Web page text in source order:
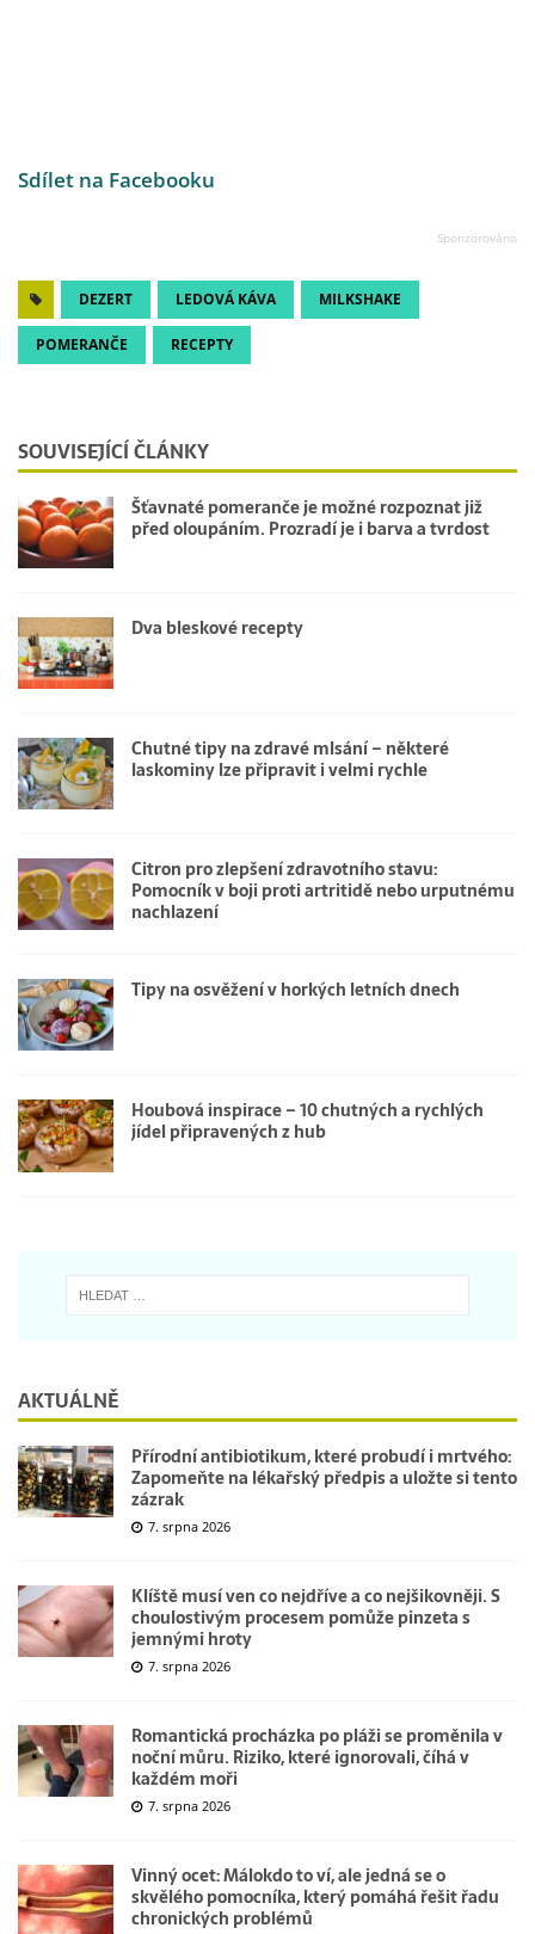
Sdílet na Facebooku
DEZERT LEDOVÁ KÁVA MILKSHAKE
POMERANČE RECEPTY
SOUVISEJÍCÍ ČLÁNKY
Šťavnaté pomeranče je možné rozpoznat již
před oloupáním. Prozradí je i barva a tvrdost
Dva bleskové recepty
Chutné tipy na zdravé mlsání – některé
laskominy lze připravit i velmi rychle
Citron pro zlepšení zdravotního stavu:
Pomocník v boji proti artritidě nebo urputnému
nachlazení
Tipy na osvěžení v horkých letních dnech
Houbová inspirace – 10 chutných a rychlých
jídel připravených z hub
AKTUÁLNĚ
Přírodní antibiotikum, které probudí i mrtvého:
Zapomeňte na lékařský předpis a uložte si tento
zázrak
7. srpna 2026
Klíště musí ven co nejdříve a co nejšikovněji. S
choulostivým procesem pomůže pinzeta s
jemnými hroty
7. srpna 2026
Romantická procházka po pláži se proměnila v
noční můru. Riziko, které ignorovali, číhá v
každém moři
7. srpna 2026
Vinný ocet: Málokdo to ví, ale jedná se o
skvělého pomocníka, který pomáhá řešit řadu
chronických problémů